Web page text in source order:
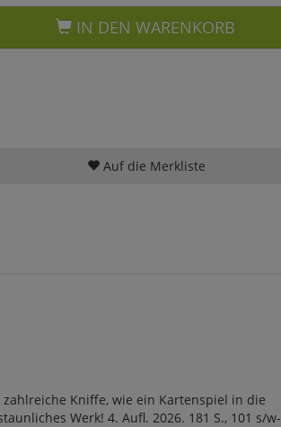
IN DEN WARENKORB
Auf die Merkliste
Kniffe, wie ein Kartenspiel in die
Werk! 4. Aufl. 2026. 181 S., 101 s/w-